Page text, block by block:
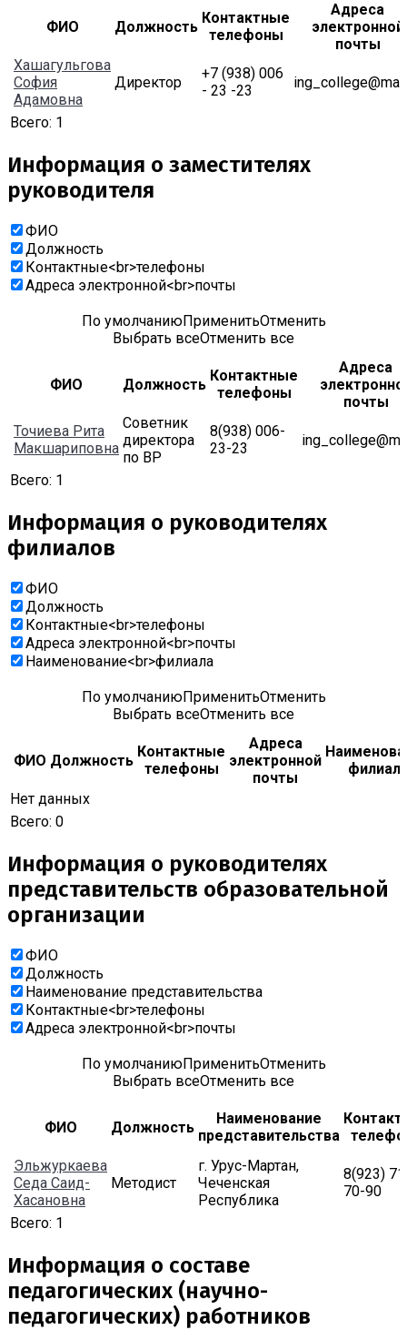
ФИО Должность
Контактные
телефоны
Адреса
электронной
почты
Хашагульгова
София
Адамовна
Директор
+7 (938) 006
- 23 -23
Всего: 1
Информация о заместителях
руководителя
ФИО
Должность
Контактные<br>телефоны
Адреса электронной<br>почты
По умолчаниюПрименитьОтменить
Выбрать всеОтменить все
ФИО Должность
Контактные
телефоны
Адреса
почты
Точиева Рита
Макшариповна
Советник
директора
по ВР
8(938) 006-
23-23
Всего: 1
Информация о руководителях
филиалов
ФИО
Должность
Контактные<br>телефоны
Адреса электронной<br>почты
Наименование<br>филиала
По умолчаниюПрименитьОтменить
Выбрать всеОтменить все
ФИО Должность
Контактные
телефоны
Адреса
электронной
почты
Нет данных
Всего: 0
Информация о руководителях
представительств образовательной
организации
ФИО
Должность
Наименование представительства
Контактные<br>телефоны
Адреса электронной<br>почты
По умолчаниюПрименитьОтменить
Выбрать всеОтменить все
ФИО Должность
Наименование
представительства
Эльжуркаева
Седа Саид-
Хасановна
Методист
г. Урус-Мартан,
Чеченская
Республика
8(923)
70-90
Всего: 1
Информация о составе
педагогических (научно-
педагогических) работников